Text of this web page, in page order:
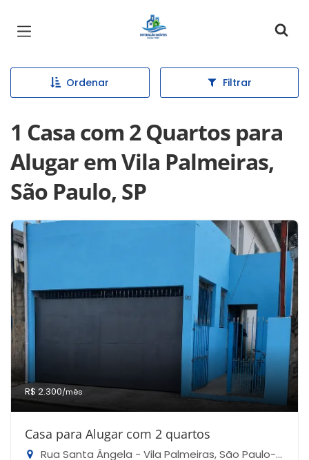
Página inicial
Ordenar Filtrar
1 Casa com 2 Quartos para
Alugar em Vila Palmeiras,
São Paulo, SP
R$ 2.300/mês
Casa para Alugar com 2 quartos
Rua Santa Ângela - Vila Palmeiras, São Paulo-SP